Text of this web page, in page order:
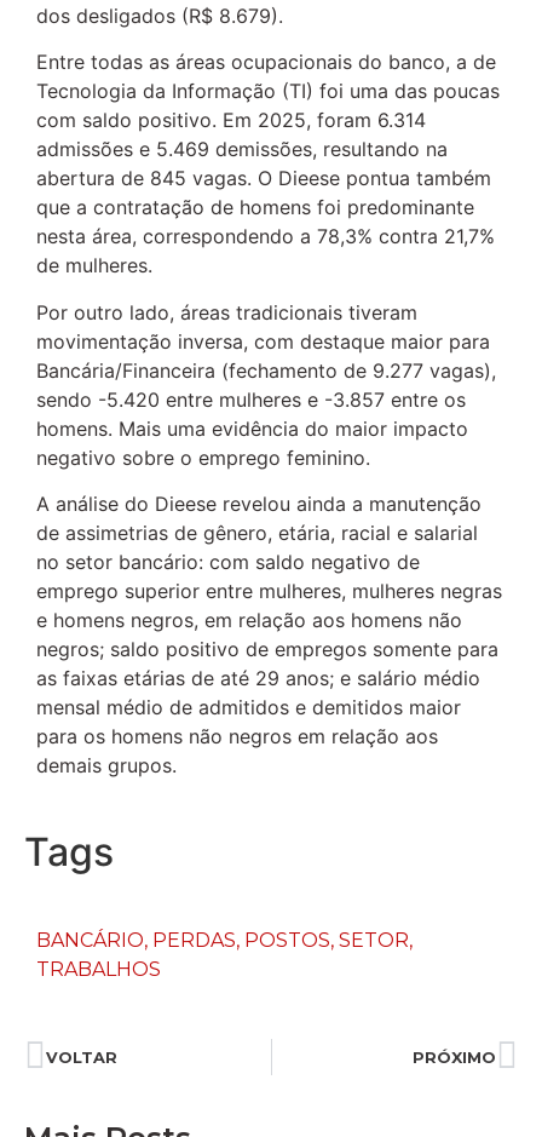
dos desligados (R$ 8.679).
Entre todas as áreas ocupacionais do banco, a de
Tecnologia da Informação (TI) foi uma das poucas
com saldo positivo. Em 2025, foram 6.314
admissões e 5.469 demissões, resultando na
abertura de 845 vagas. O Dieese pontua também
que a contratação de homens foi predominante
nesta área, correspondendo a 78,3% contra 21,7%
de mulheres.
Por outro lado, áreas tradicionais tiveram
movimentação inversa, com destaque maior para
Bancária/Financeira (fechamento de 9.277 vagas),
sendo -5.420 entre mulheres e -3.857 entre os
homens. Mais uma evidência do maior impacto
negativo sobre o emprego feminino.
A análise do Dieese revelou ainda a manutenção
de assimetrias de gênero, etária, racial e salarial
no setor bancário: com saldo negativo de
emprego superior entre mulheres, mulheres negras
e homens negros, em relação aos homens não
negros; saldo positivo de empregos somente para
as faixas etárias de até 29 anos; e salário médio
mensal médio de admitidos e demitidos maior
para os homens não negros em relação aos
demais grupos.
Tags
BANCÁRIO, PERDAS, POSTOS, SETOR,
TRABALHOS
VOLTAR PRÓXIMO